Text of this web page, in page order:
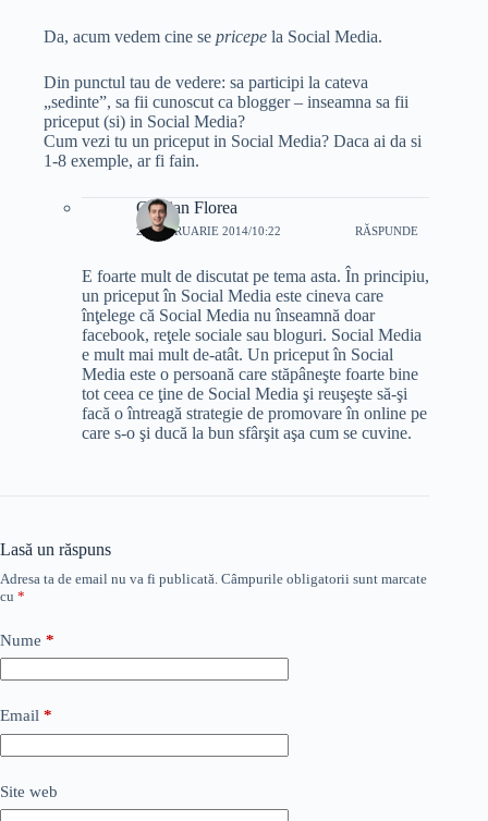
Da, acum vedem cine se pricepe la Social Media.
Din punctul tau de vedere: sa participi la cateva
„sedinte”, sa fii cunoscut ca blogger – inseamna sa fii
priceput (si) in Social Media?
Cum vezi tu un priceput in Social Media? Daca ai da si
1-8 exemple, ar fi fain.
Cristian Florea
23 FEBRUARIE 2014/10:22 RĂSPUNDE
E foarte mult de discutat pe tema asta. În principiu,
un priceput în Social Media este cineva care
înţelege că Social Media nu înseamnă doar
facebook, reţele sociale sau bloguri. Social Media
e mult mai mult de-atât. Un priceput în Social
Media este o persoană care stăpâneşte foarte bine
tot ceea ce ţine de Social Media şi reuşeşte să-şi
facă o întreagă strategie de promovare în online pe
care s-o şi ducă la bun sfârşit aşa cum se cuvine.
Lasă un răspuns
Adresa ta de email nu va fi publicată. Câmpurile obligatorii sunt marcate
cu *
Nume *
Email *
Site web